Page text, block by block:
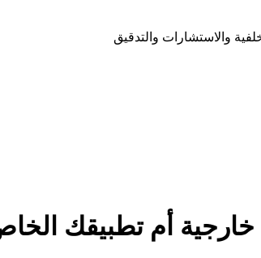
والاستشارات والتدقيق
أم تطبيقك